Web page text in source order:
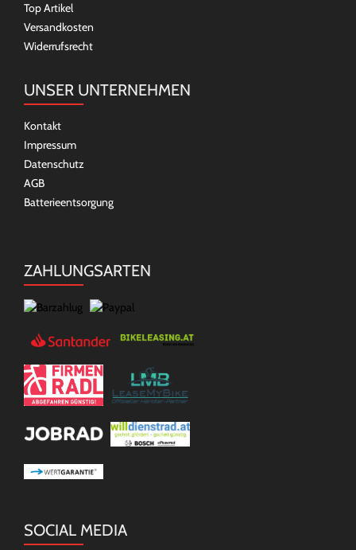
Top Artikel
Versandkosten
Widerrufsrecht
UNSER UNTERNEHMEN
Kontakt
Impressum
Datenschutz
AGB
Batterieentsorgung
ZAHLUNGSARTEN
SOCIAL MEDIA